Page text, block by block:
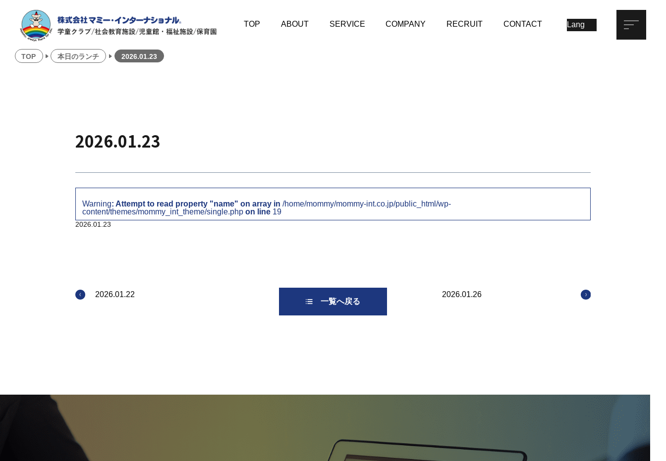
TOP ABOUT SERVICE COMPANY RECRUIT CONTACT
TOP 本日のランチ 2026.01.23
2026.01.23
Warning: Attempt to read property "name" on array in /home/mommy/mommy-int.co.jp/public_html/wp-
content/themes/mommy_int_theme/single.php on line 19
2026.01.23
2026.01.22
一覧へ戻る
2026.01.26